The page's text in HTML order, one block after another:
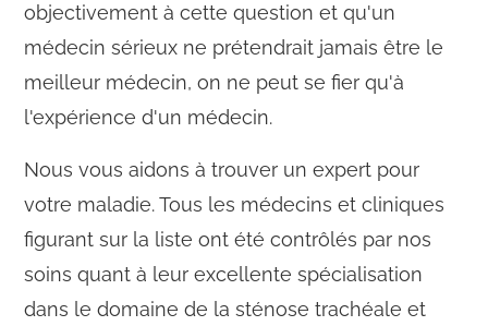
objectivement à cette question et qu'un
médecin sérieux ne prétendrait jamais être le
meilleur médecin, on ne peut se fier qu'à
l'expérience d'un médecin.
Nous vous aidons à trouver un expert pour
votre maladie. Tous les médecins et cliniques
figurant sur la liste ont été contrôlés par nos
soins quant à leur excellente spécialisation
dans le domaine de la sténose trachéale et